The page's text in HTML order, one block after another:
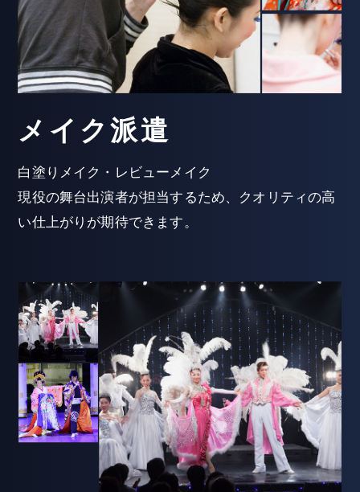
メイク派遣
白塗りメイク・レビューメイク
現役の舞台出演者が担当するため、クオリティの高
い仕上がりが期待できます。